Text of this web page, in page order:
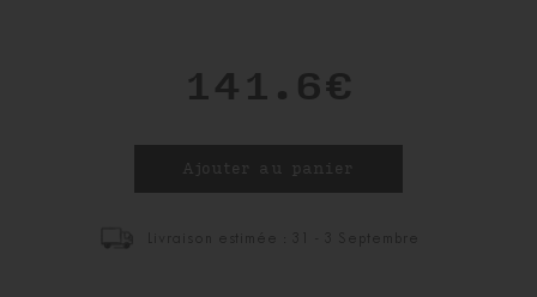
141.6€
Livraison estimée : 31 - 3 Septembre